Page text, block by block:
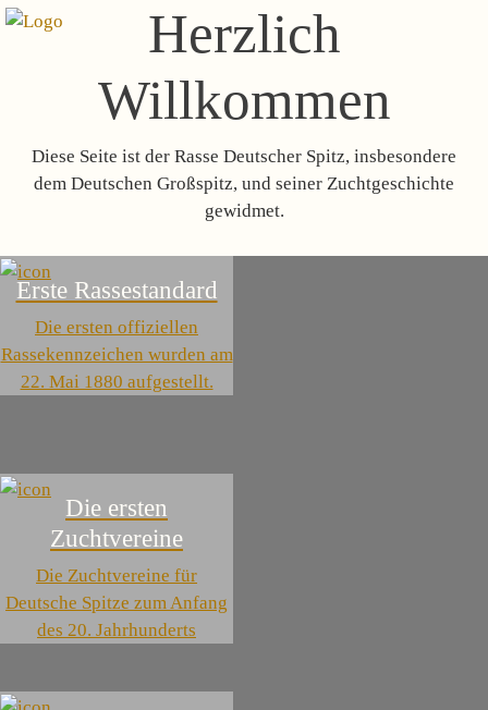
Herzlich
Willkommen
Diese Seite ist der Rasse Deutscher Spitz, insbesondere
dem Deutschen Großspitz, und seiner Zuchtgeschichte
gewidmet.
Erste Rassestandard
Die ersten offiziellen
Rassekennzeichen wurden am
22. Mai 1880 aufgestellt.
Die ersten
Zuchtvereine
Die Zuchtvereine für
Deutsche Spitze zum Anfang
des 20. Jahrhunderts